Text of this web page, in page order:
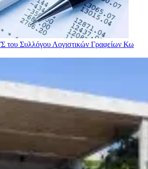
του Συλλόγου Λογιστικών Γραφείων Κω